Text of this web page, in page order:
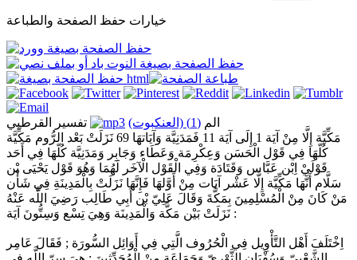
خيارات حفظ الصفحة والطباعة
الم (1) (العنكبوت)
تفسير القرطبي
مَكِّيَّة إِلَّا مِنْ آيَة 1 إِلَى آيَة 11 فَمَدَنِيَّة وَآيَاتهَا 69 نَزَلَتْ بَعْد الرُّوم مَكِّيَّة
كُلّهَا فِي قَوْل الْحَسَن وَعِكْرِمَة وَعَطَاء وَجَابِر وَمَدَنِيَّة كُلّهَا فِي أَحَد
قَوْلَيْ اِبْن عَبَّاس وَقَتَادَة وَفِي الْقَوْل الْآخَر لَهُمَا وَهُوَ قَوْل يَحْيَى بْن
سَلَّام أَنَّهَا مَكِّيَّة إِلَّا عَشْر آيَات مِنْ أَوَّلهَا فَإِنَّهَا نَزَلَتْ بِالْمَدِينَةِ فِي شَأْن
مَنْ كَانَ مِنْ الْمُسْلِمِينَ بِمَكَّةَ وَقَالَ عَلِيّ بْن أَبِي طَالِب رَضِيَ اللَّه عَنْهُ
: نَزَلَتْ بَيْن مَكَّة وَالْمَدِينَة وَهِيَ تِسْع وَسِتُّونَ آيَة
اِخْتَلَفَ أَهْل التَّأْوِيل فِي الْحُرُوف الَّتِي فِي أَوَائِل السُّورَة ; فَقَالَ عَامِر